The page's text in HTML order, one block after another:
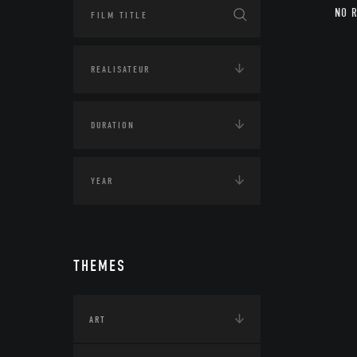
THEMES
ART
NO